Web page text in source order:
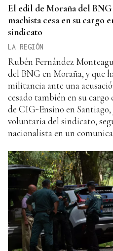
El edil de Moraña del
machista cesa en su cargo
sindicato
LA REGIÓN
Rubén Fernández
del BNG en Moraña, y que
militancia ante una
cesado también en su
de CIG-Ensino en
voluntaria del sindicato,
nacionalista en un